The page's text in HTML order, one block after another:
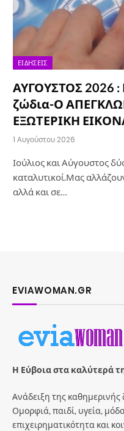
ΕΙΔΉΣΕΙΣ
ΑΥΓΟΥΣΤΟΣ 2026 :
ζώδια-Ο
ΕΞΩΤΕΡΙΚΗ
1 Αυγούστου 2026
Ιούλιος και Αύγουστος
καταλυτικοί.Μας
αλλά και σε…
EVIAWOMAN.GR
Η Εύβοια στα καλύτερά
Ανάδειξη της
Ομορφιά, παιδί, υγεία,
επιχειρηματικότητα και